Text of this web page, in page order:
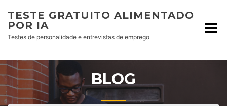
TESTE GRATUITO ALIMENTADO
POR IA
Testes de personalidade e entrevistas de emprego
BLOG